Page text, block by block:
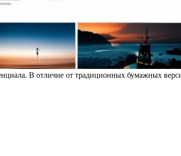
В отличие от традиционных бумажных